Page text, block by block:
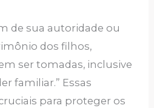
de sua autoridade ou
dos filhos,
ser tomadas, inclusive
familiar.” Essas
para proteger os